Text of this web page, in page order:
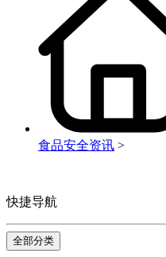
食品安全资讯 >
快捷导航
全部分类